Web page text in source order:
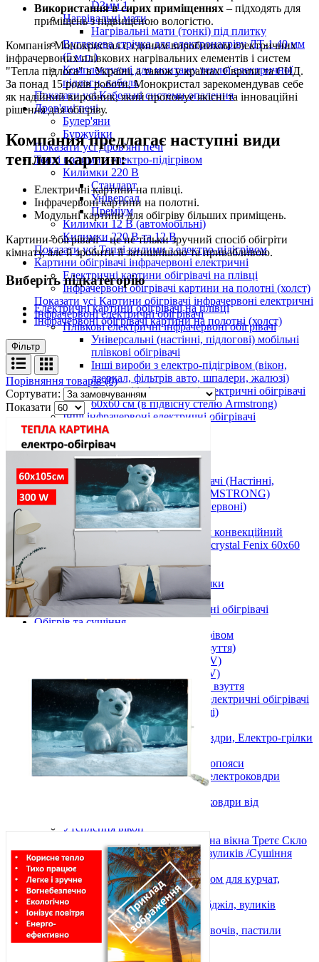
D3мм 1
Нагрівальні мати
Нагрівальні мати (тонкі) під плитку
Вуглецева стрічка для електронагріву ЛТ-1 40 мм
(5 м.п.)
Комплектуючі для монтажу теплої електричної
підлоги, кабеля
Показати усі Кабельні системи опалення
Дров'яні печі
Булер'яни
Буржуйки
Показати усі Дров'яні печі
Теплі килими з електро-підігрівом
Килимки 220 В
Стандарт
Універсал
Преміум
Килимки 12 В (автомобільні)
Килимки 220 В та 12 В
Показати усі Теплі килими з електро-підігрівом
Картини обігрівачі інфрачервоні електричні
Електричні картини обігрівачі на плівці
Інфрачервоні обігрівачі картини на полотні (холст)
Показати усі Картини обігрівачі інфрачервоні електричні
Інфрачервоні електричні обігрівачі
Плівкові електричні інфрачервоні обігрівачі
Універсальні (настінні, підлогові) мобільні
плівкові обігрівачі
Інші вироби з електро-підігрівом (вікон,
дзеркал, фільтрів авто, шпалери, жалюзі)
Стельові інфрачервоні електричні обігрівачі
60х60 см (в підвісну стелю Armstrong)
Інші інфрачервоні електричні обігрівачі
Стельові
Армстронг
Настінні
Вуличні
Металокерамічні обігрівачі (Настінні,
Стельові, Підлогові, ARMSTRONG)
Керамічні панелі (інфрачервоні)
Тепловентилятори
Інфрачервоний обігрівач конвекційний
металокерамічний Monocrystal Fenix 60x60
Аксесуари
Електричні рушникосушки
Електроконвектори
Показати усі Інфрачервоні електричні обігрівачі
Обігрів та сушіння
Взуття та одяг з електро-підігрівом
Підігрів ніг (устілки у взуття)
Підігрів тіла (від USB 5 V)
Підігрів рук (від USB 5 V)
Електричні сушарки для взуття
Настільні інфрачервоні електричні обігрівачі
(килимки для комп. миші)
Жилети з підігрівом
Електричні простирадла та ковдри, Електро-грілки
та Пледи 3D
Електрогрілки та електропояси
Електропростирадла та електроковдри
Автомобільні грілки та ковдри від
Утеплення вікон
Теплозберігаюча плівка на вікна Третє Скло
Обігрів розсади, інкубаторів, вуликів /Сушіння
продуктів
Килимки мати з підігрівом для курчат,
інкубаторів, розсади
Електричний обігрівач бджіл, вуликів
Monocrystal
Сушіння ягід, фруктів, овочів, пастили
Показати усі Обігрів та сушіння
Використання в сирих приміщеннях – підходять для
приміщень з підвищеною вологістю.
Компанія Монокристал є єдиним виробником електричних
інфрачервоних плівкових нагрівальних елементів і систем
"Тепла підлога" в Україні, а також у країнах Європи та СНД.
За понад 15 років роботи, Монокристал зарекомендував себе
як надійний виробник, який пропонує якісні та інноваційні
рішення для обігріву.
Компания предлагає наступні види
теплих картин:
Електричні картини на плівці.
Інфрачервоні картини на полотні.
Модульні картини для обігріву більших приміщень.
Картини-обігрівачі – це не тільки зручний спосіб обігріти
кімнату, але й зробити її затишнішою та привабливою.
Виберіть підкатегорію
Електричні картини обігрівачі на плівці
Інфрачервоні обігрівачі картини на полотні (холст)
Фільтр
Порівняння товарів (0)
Сортувати:
Показати